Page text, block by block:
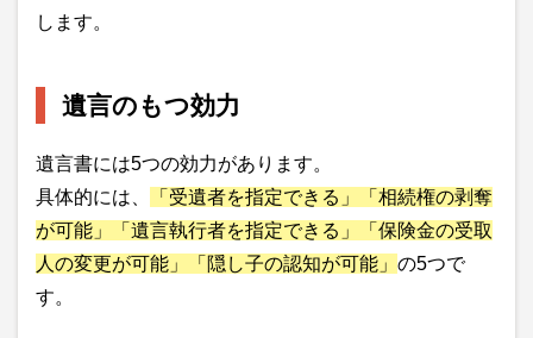
します。
遺言のもつ効力
遺言書には5つの効力があります。
具体的には、
「受遺者を指定できる」「相続権の剥奪
が可能」「遺言執行者を指定できる」「保険金の受取
人の変更が可能」「隠し子の認知が可能」 の5つで
す。